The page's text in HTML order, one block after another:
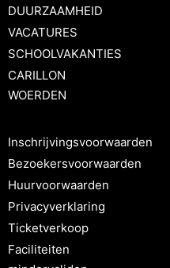
DUURZAAMHEID
VACATURES
SCHOOLVAKANTIES
CARILLON
WOERDEN
Inschrijvingsvoorwaarden
Bezoekersvoorwaarden
Huurvoorwaarden
Privacyverklaring
Ticketverkoop
Faciliteiten